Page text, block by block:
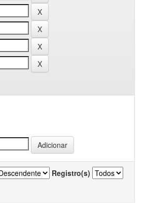
Registro(s)